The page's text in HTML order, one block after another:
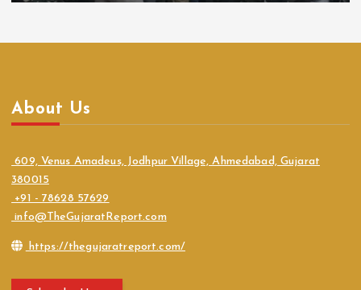
About Us
609, Venus Amadeus, Jodhpur Village, Ahmedabad, Gujarat
380015
+91 - 78628 57629
info@TheGujaratReport.com
https://thegujaratreport.com/